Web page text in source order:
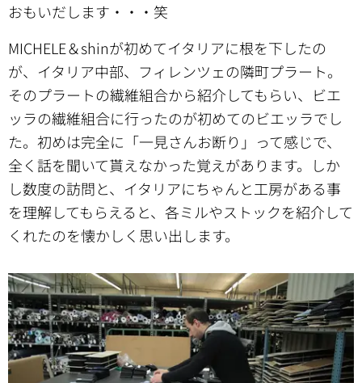
おもいだします・・・笑
MICHELE＆shinが初めてイタリアに根を下したの
が、イタリア中部、フィレンツェの隣町プラート。
そのプラートの繊維組合から紹介してもらい、ビエ
ッラの繊維組合に行ったのが初めてのビエッラでし
た。初めは完全に「一見さんお断り」って感じで、
全く話を聞いて貰えなかった覚えがあります。しか
し数度の訪問と、イタリアにちゃんと工房がある事
を理解してもらえると、各ミルやストックを紹介して
くれたのを懐かしく思い出します。